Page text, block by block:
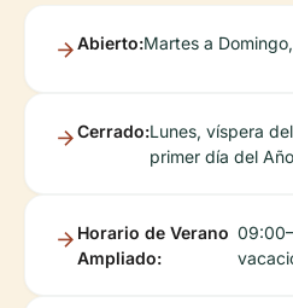
Abierto:Martes a
Cerrado:Lunes, víspera
primer día del
Horario de Verano
Ampliado: